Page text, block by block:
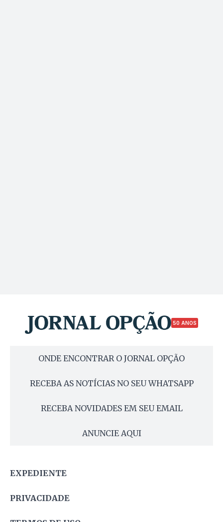
50 ANOS
ONDE ENCONTRAR O JORNAL OPÇÃO
RECEBA AS NOTÍCIAS NO SEU WHATSAPP
RECEBA NOVIDADES EM SEU EMAIL
ANUNCIE AQUI
EXPEDIENTE
PRIVACIDADE